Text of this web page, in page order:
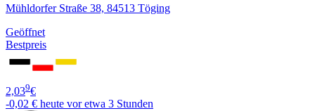
Mühldorfer Straße 38, 84513 Töging
Geöffnet
Bestpreis
2,039€
-0,02 € heute vor etwa 3 Stunden